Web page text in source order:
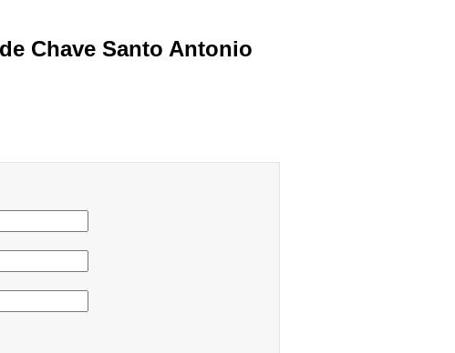
Chave Santo Antonio